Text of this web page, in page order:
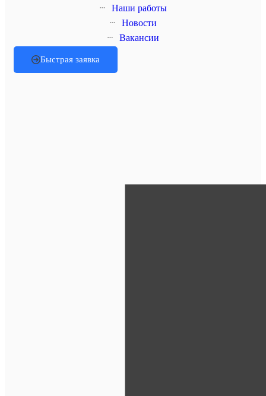
Наши работы
Новости
Вакансии
Быстрая заявка